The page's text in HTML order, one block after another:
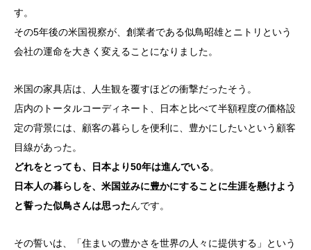
す。
その5年後の米国視察が、創業者である似鳥昭雄とニトリという
会社の運命を大きく変えることになりました。
米国の家具店は、人生観を覆すほどの衝撃だったそう。
店内のトータルコーディネート、日本と比べて半額程度の価格設
定の背景には、顧客の暮らしを便利に、豊かにしたいという顧客
目線があった。
どれをとっても、日本より50年は進んでいる。
日本人の暮らしを、米国並みに豊かにすることに生涯を懸けよう
と誓った似鳥さんは思ったんです。
その誓いは、「住まいの豊かさを世界の人々に提供する」という